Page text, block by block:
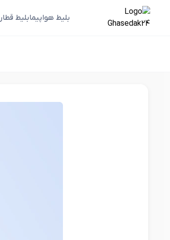
بلیط هواپیمابلیط قطار